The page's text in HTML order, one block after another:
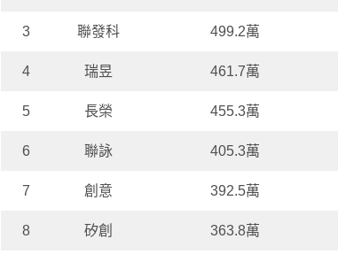
3 聯發科 499.2萬
4 瑞昱 461.7萬
5 長榮 455.3萬
6 聯詠 405.3萬
7 創意 392.5萬
8 矽創 363.8萬